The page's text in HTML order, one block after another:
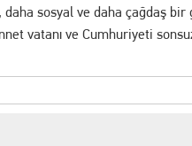
daha sosyal ve daha çağdaş
vatanı ve Cumhuriyeti